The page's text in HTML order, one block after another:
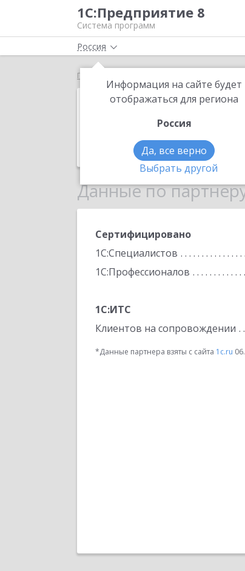
1С:Предприятие 8
Система программ
Россия
Информация на сайте будет
отображаться для региона
Россия
Да, все верно
Выбрать другой
Главная
Композит
627140, Тюменская
Телефон: (34542) 7-0270
Данные по
Сертифицировано
1С:Специалистов
1С:Профессионалов
1С:ИТС
Клиентов на сопровождении
*Данные партнера взяты с сайта 1c.ru